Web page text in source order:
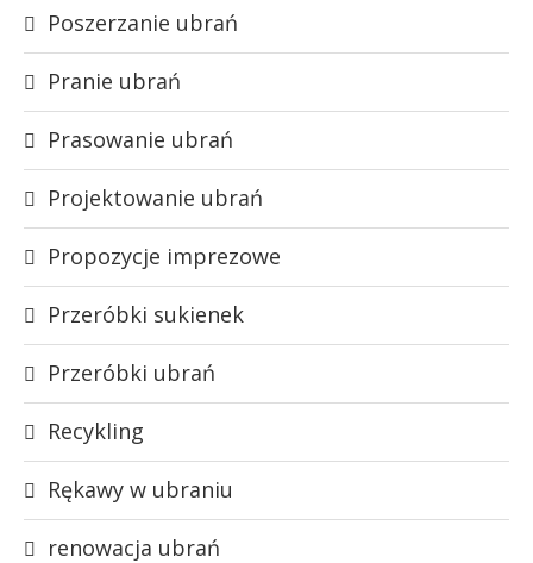
Poszerzanie ubrań
Pranie ubrań
Prasowanie ubrań
Projektowanie ubrań
Propozycje imprezowe
Przeróbki sukienek
Przeróbki ubrań
Recykling
Rękawy w ubraniu
renowacja ubrań